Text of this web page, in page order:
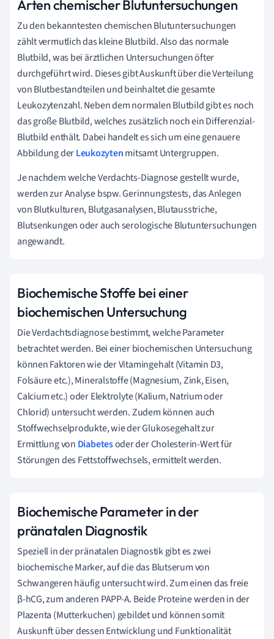
Arten chemischer Blutuntersuchungen
Zu den bekanntesten chemischen Blutuntersuchungen
zählt vermutlich das kleine Blutbild. Also das normale
Blutbild, was bei ärztlichen Untersuchungen öfter
durchgeführt wird. Dieses gibt Auskunft über die Verteilung
von Blutbestandteilen und beinhaltet die gesamte
Leukozytenzahl. Neben dem normalen Blutbild gibt es noch
das große Blutbild, welches zusätzlich noch ein Differenzial-
Blutbild enthält. Dabei handelt es sich um eine genauere
Abbildung derLeukozytenmitsamt Untergruppen.
Je nachdem welche Verdachts-Diagnose gestellt wurde,
werden zur Analyse bspw. Gerinnungstests, das Anlegen
von Blutkulturen, Blutgasanalysen, Blutausstriche,
Blutsenkungen oder auch serologische Blutuntersuchungen
angewandt.
Biochemische Stoffe bei einer
biochemischen Untersuchung
Die Verdachtsdiagnose bestimmt, welche Parameter
betrachtet werden. Bei einer biochemischen Untersuchung
können Faktoren wie der Vitamingehalt (Vitamin D3,
Folsäure etc.), Mineralstoffe (Magnesium, Zink, Eisen,
Calcium etc.) oder Elektrolyte (Kalium, Natrium oder
Chlorid) untersucht werden. Zudem können auch
Stoffwechselprodukte, wie der Glukosegehalt zur
Ermittlung von Diabetesoder der Cholesterin-Wert für
Störungen des Fettstoffwechsels, ermittelt werden.
Biochemische Parameter in der
pränatalen Diagnostik
Speziell in der pränatalen Diagnostik gibt es zwei
biochemische Marker, auf die das Blutserum von
Schwangeren häufig untersucht wird. Zum einen das freie
β-hCG, zum anderen PAPP-A. Beide Proteine werden in der
Plazenta (Mutterkuchen) gebildet und können somit
Auskunft über dessen Entwicklung und Funktionalität